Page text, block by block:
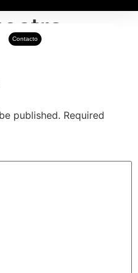
Contacto
published. Required